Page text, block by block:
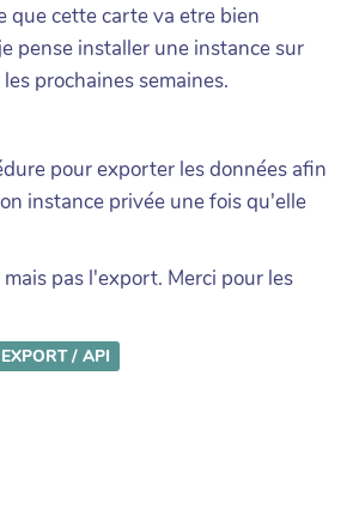
que cette carte va etre bien
pense installer une instance sur
prochaines semaines.
pour exporter les données afin
instance privée une fois qu'elle
pas l'export. Merci pour les
EXPORT / API